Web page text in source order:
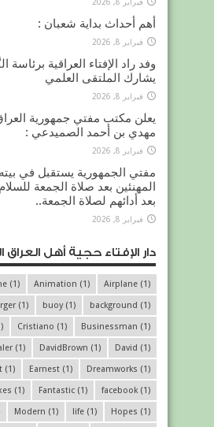
فبراير 8, 2026
أهم أحداث بداية شعبان :
فبراير 8, 2026
وفد راد الإفتاء العراقية
يشارك الملتقى العلمي
فبراير 8, 2026
يعلن مكتب مفتي جمهورية
مهدي بن أحمد الصميدعي :
فبراير 8, 2026
مفتي الجمهورية يستقبل في
المهنئين بعد صلاة الجمعة
بعد أدائهم لصلاة الجمعة..
فبراير 8, 2026
دار الإفتاء حجية أهل العراق
Airplane (1)
Animation (1)
(1)
background (1)
buoy(1)
(1)
Businessman (1)
Cristiano (1)
David (1)
DavidBrown (1)
(1)
Dreamworks (1)
Earnest (1)
(1)
facebook (1)
Fantastic (1)
(1)
Hopes (1)
life (1)
Modern (1)